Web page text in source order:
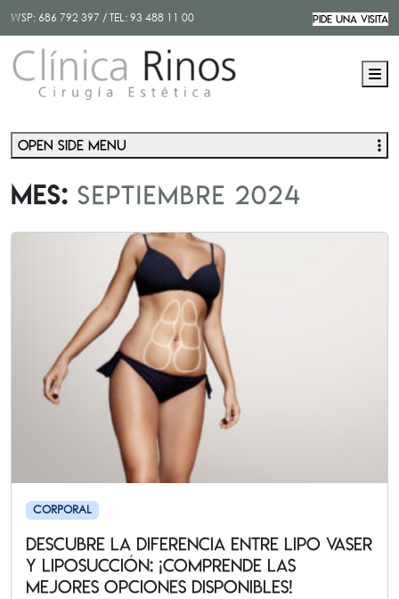
WSP: 686 792 397 / TEL:93 488 11 00 PIDE UNA VISITA
Mes: septiembre 2024
CORPORAL
Descubre la Diferencia entre Lipo Vaser
y Liposucción: ¡Comprende las
Mejores Opciones Disponibles!
Open side menu